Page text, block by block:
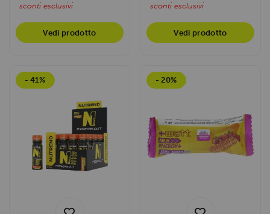
sconti esclusivi
Vedi prodotto
sconti esclusivi
Vedi prodotto
- 41% - 20%